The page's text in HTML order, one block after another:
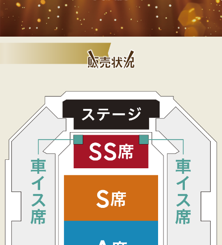
販売状況
②ザ・ゴールデンステージを探し、「今すぐ購
入」を押す
②LINEの画面が表示されたら、「友だち追加」を
押す
②メニューを押すと、「公演一覧を見る」「電話